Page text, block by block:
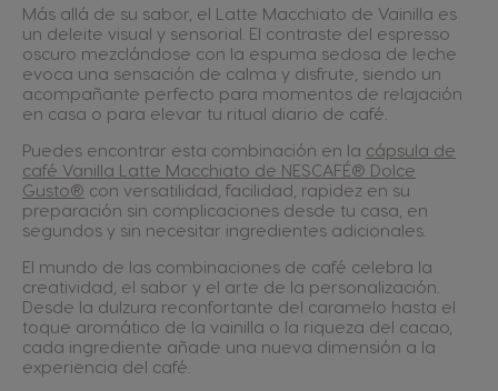
Más allá de su sabor, el Latte Macchiato de Vainilla es
un deleite visual y sensorial. El contraste del espresso
oscuro mezclándose con la espuma sedosa de leche
evoca una sensación de calma y disfrute, siendo un
acompañante perfecto para momentos de relajación
en casa o para elevar tu ritual diario de café.
Puedes encontrar esta combinación en la cápsula de
café Vanilla Latte Macchiato de NESCAFÉ® Dolce
Gusto® con versatilidad, facilidad, rapidez en su
preparación sin complicaciones desde tu casa, en
segundos y sin necesitar ingredientes adicionales.
El mundo de las combinaciones de café celebra la
creatividad, el sabor y el arte de la personalización.
Desde la dulzura reconfortante del caramelo hasta el
toque aromático de la vainilla o la riqueza del cacao,
cada ingrediente añade una nueva dimensión a la
experiencia del café.